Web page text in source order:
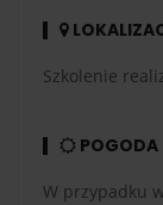
Szkolenie
POGODA
W przypadku